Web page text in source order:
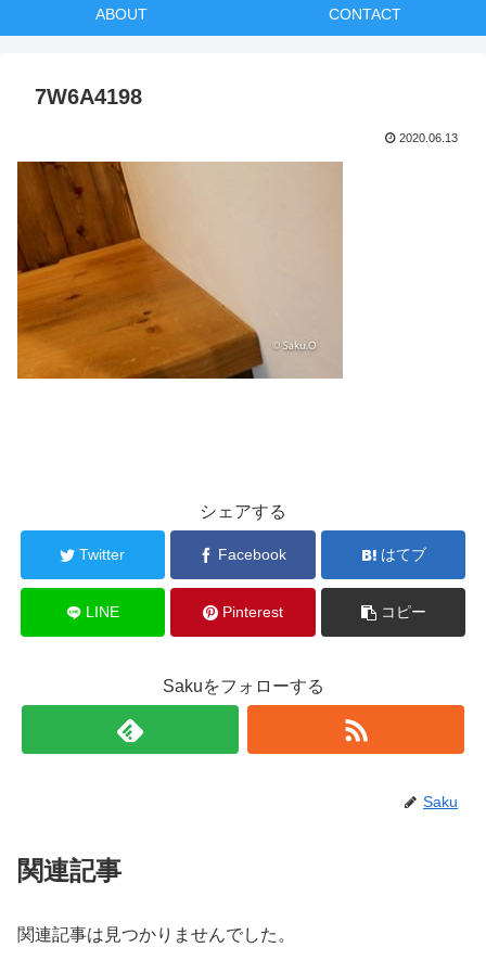
ABOUT CONTACT
7W6A4198
2020.06.13
シェアする
Twitter Facebook はてブ
LINE Pinterest コピー
Sakuをフォローする
Saku
関連記事
関連記事は見つかりませんでした。